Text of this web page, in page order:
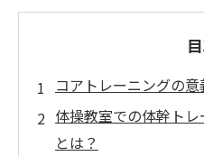
コアトレーニングの意
体操教室での体幹ト
とは？